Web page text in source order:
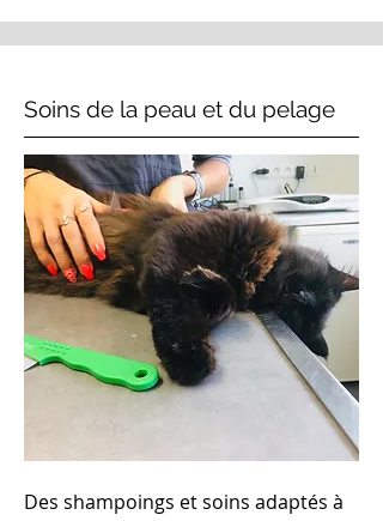
Soins de la peau et du pelage
Des shampoings et soins adaptés à